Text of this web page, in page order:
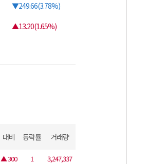
▼249.66(3.78%)
▲13.20(1.65%)
대비 등락률 거래량
▲ 300 1 3,247,337